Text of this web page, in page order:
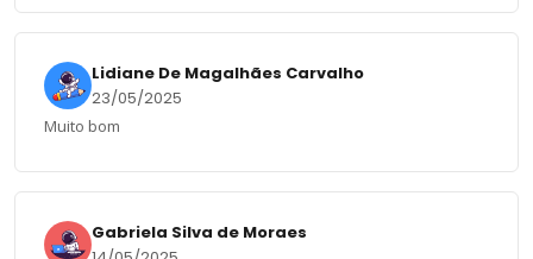
Lidiane De Magalhães Carvalho
23/05/2025
Muito bom
Gabriela Silva de Moraes